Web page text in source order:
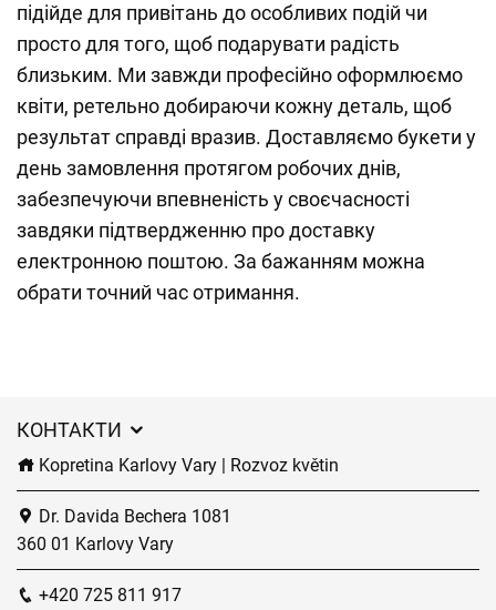
підійде для привітань до особливих подій чи
просто для того, щоб подарувати радість
близьким. Ми завжди професійно оформлюємо
квіти, ретельно добираючи кожну деталь, щоб
результат справді вразив. Доставляємо букети у
день замовлення протягом робочих днів,
забезпечуючи впевненість у своєчасності
завдяки підтвердженню про доставку
електронною поштою. За бажанням можна
обрати точний час отримання.
КОНТАКТИ
Kopretina Karlovy Vary | Rozvoz květin
Dr. Davida Bechera 1081
360 01 Karlovy Vary
+420 725 811 917